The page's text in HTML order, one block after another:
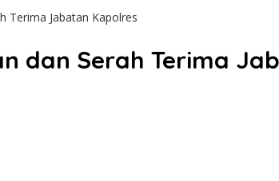
Terima Jabatan Kapolres
dan Serah Terima